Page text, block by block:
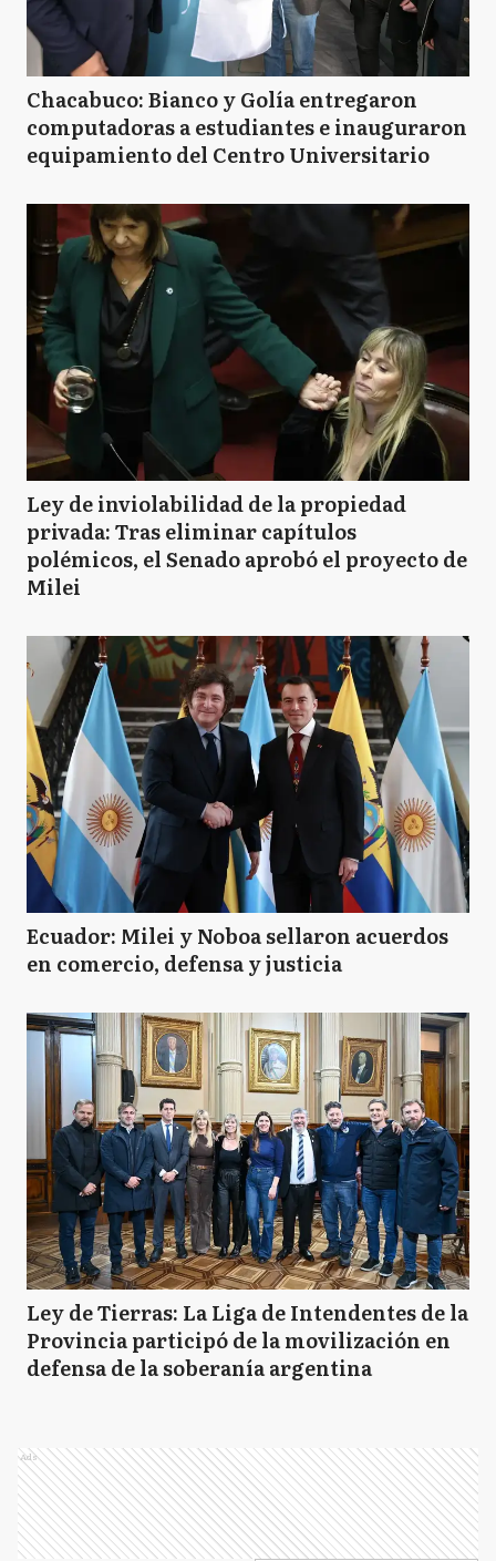
Chacabuco: Bianco y Golía entregaron
computadoras a estudiantes e inauguraron
equipamiento del Centro Universitario
Ley de inviolabilidad de la propiedad
privada: Tras eliminar capítulos
polémicos, el Senado aprobó el proyecto de
Milei
Ecuador: Milei y Noboa sellaron acuerdos
en comercio, defensa y justicia
Ley de Tierras: La Liga de Intendentes de la
Provincia participó de la movilización en
defensa de la soberanía argentina
Ads